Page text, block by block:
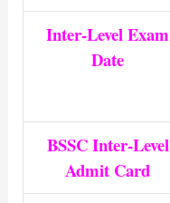
Inter-Level Exam
Date
BSSC Inter-Level
Admit Card